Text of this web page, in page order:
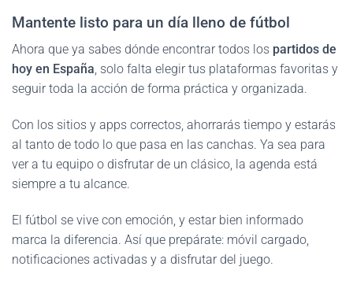
Mantente listo para un día lleno de fútbol
Ahora que ya sabes dónde encontrar todos los partidos de
hoy en España, solo falta elegir tus plataformas favoritas y
seguir toda la acción de forma práctica y organizada.
Con los sitios y apps correctos, ahorrarás tiempo y estarás
al tanto de todo lo que pasa en las canchas. Ya sea para
ver a tu equipo o disfrutar de un clásico, la agenda está
siempre a tu alcance.
El fútbol se vive con emoción, y estar bien informado
marca la diferencia. Así que prepárate: móvil cargado,
notificaciones activadas y a disfrutar del juego.